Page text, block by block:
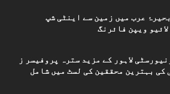
عرب میں زمین سے اینٹی شپ
ویپن فائرنگ
لاہور کے مزید سترہ پروفیسر ز
کی بہترین محققین کی لسٹ میں شامل